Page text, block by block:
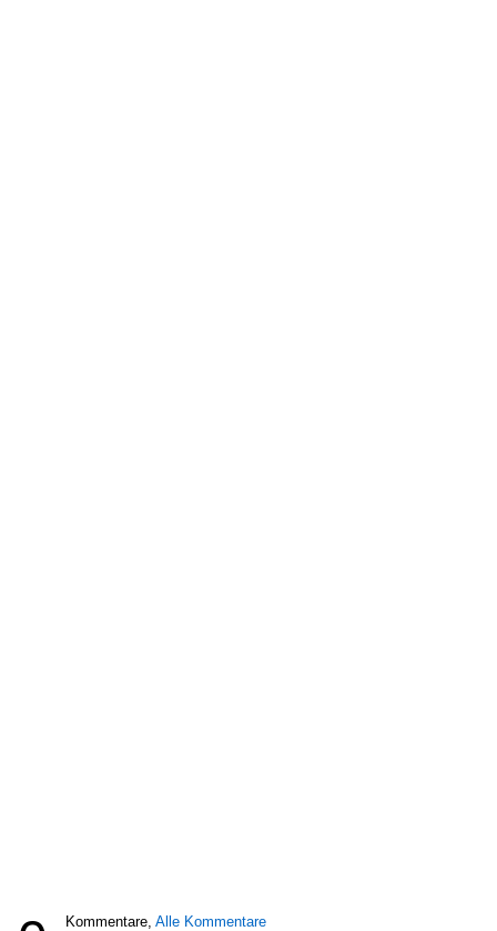
Kommentare, Alle Kommentare